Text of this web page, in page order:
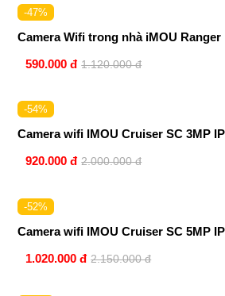
-47%
Camera Wifi trong nhà iMOU Ranger
590.000 đ 1.120.000 đ
-54%
Camera wifi IMOU Cruiser SC 3MP
920.000 đ 2.000.000 đ
-52%
Camera wifi IMOU Cruiser SC 5MP
1.020.000 đ 2.150.000 đ